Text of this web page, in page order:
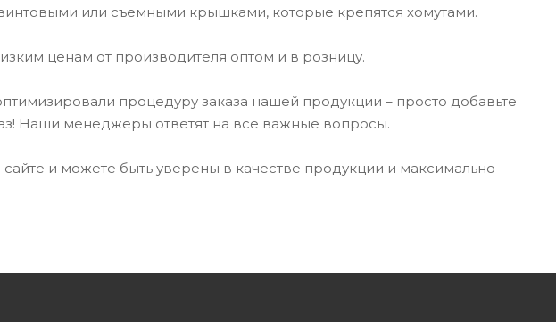
или съемными крышками, которые крепятся хомутами.
ценам от производителя оптом и в розницу.
процедуру заказа нашей продукции – просто добавьте
Наши менеджеры ответят на все важные вопросы.
и можете быть уверены в качестве продукции и максимально